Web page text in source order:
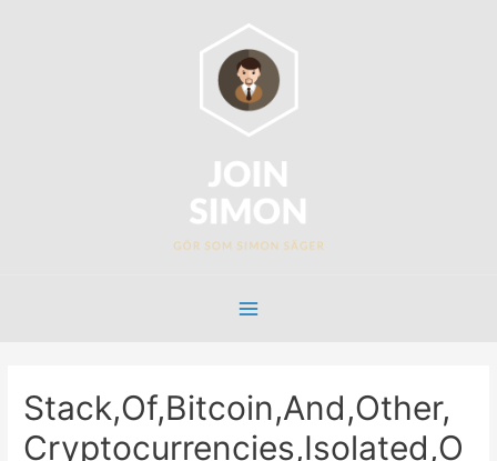
Stack,Of,Bitcoin,And,Other,
Cryptocurrencies,Isolated,O